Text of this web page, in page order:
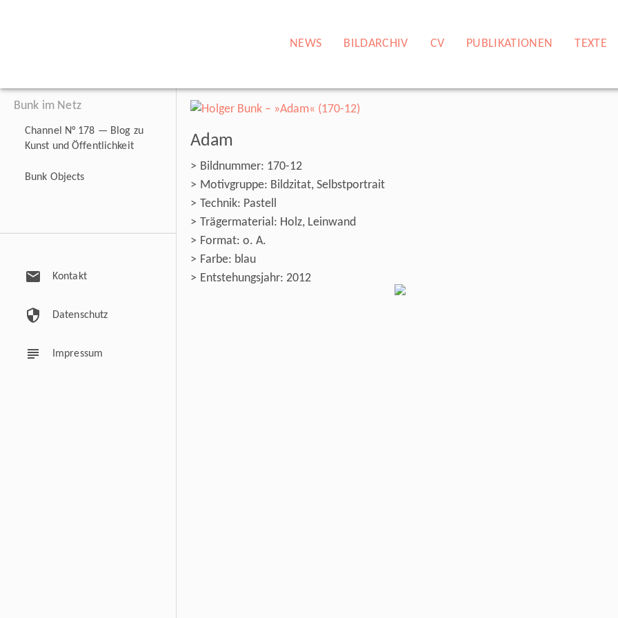
NEWS BILDARCHIV CV PUBLIKATIONEN TEXTE
Bunk im Netz
Channel N° 178 — Blog zu
Kunst und Öffentlichkeit
Bunk Objects
mail Kontakt
security Datenschutz
subject Impressum
Adam
Bildnummer: 170-12
Motivgruppe: Bildzitat, Selbstportrait
Technik: Pastell
Trägermaterial: Holz, Leinwand
Format: o. A.
Farbe: blau
Entstehungsjahr: 2012